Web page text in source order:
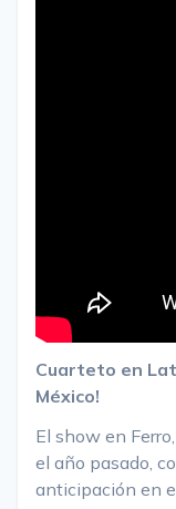
Cuarteto en
México!
El show en
el año pasado,
anticipación en